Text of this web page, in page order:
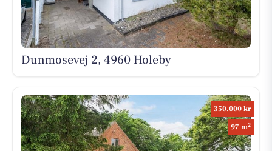
Dunmosevej 2, 4960 Holeby
350.000 kr
97 m2